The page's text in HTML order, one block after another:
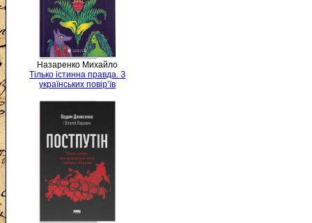
Назаренко Михайло
Тілько істинна правда. З
українських повір’їв